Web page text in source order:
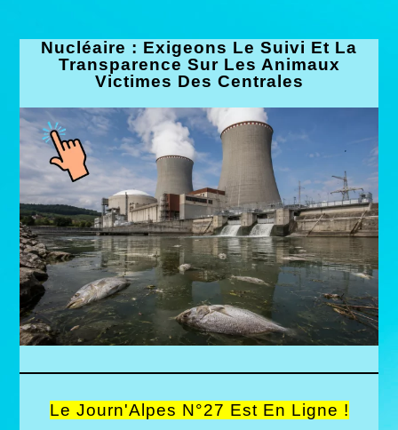
Nucléaire : Exigeons Le Suivi Et La
Transparence Sur Les Animaux
Victimes Des Centrales
Le Journ'Alpes N°27 Est En Ligne !